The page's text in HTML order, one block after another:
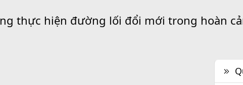
thực hiện đường lối đổi mới trong hoàn